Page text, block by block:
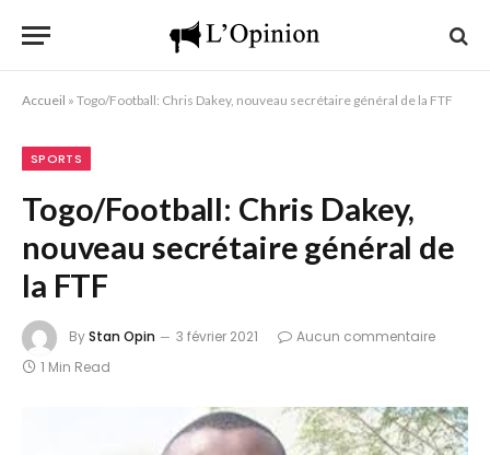
Accueil » Togo/Football: Chris Dakey, nouveau secrétaire général de la FTF
SPORTS
Togo/Football: Chris Dakey,
nouveau secrétaire général de
la FTF
ByStan Opin 3 février 2021
Aucun commentaire
1 Min Read